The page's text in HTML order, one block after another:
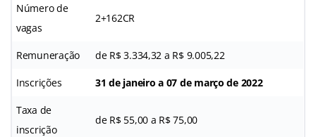
Número de
vagas
2+162CR
Remuneração de R$ 3.334,32 a R$ 9.005,22
Inscrições 31 de janeiro a 07 de março de 2022
Taxa de
inscrição
de R$ 55,00 a R$ 75,00